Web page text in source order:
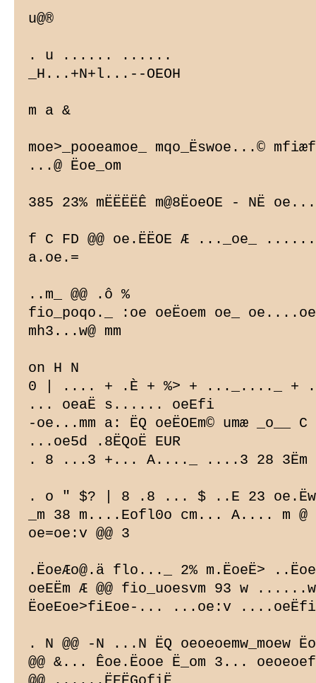
u@®
. u ...... ......
_H...+N+l...--OEOH
m a &
moe>_pooeamoe_ mqo_Ëswoe...©
...@ Ëoe_om
385 23% mËËËËÊ m@8ËoeOE - NË
f C FD @@ oe.ËËOE Æ ..._oe_
a.oe.=
..m_ @@ .ô %
fio_poqo._ :oe oeËoem oe_
mh3...w@ mm
on H N
0 | .... + .È + %> + ..._...._ +
... oeaË s...... oeEfi
-oe...mm a: ËQ oeËOEm© umæ
...oe5d .8ËQoË EUR
. 8 ...3 +... A...._ ....3 28 3Ëm
. o " $? | 8 .8 ... $ ..E 23
_m 38 m....Eofl0o cm... A.... m @
oe=oe:v @@ 3
.ËoeÆo@.ä flo..._ 2% m.ËoeË>
oeEËm Æ @@ fio_uoesvm 93 w
ËoeEoe>fiEoe-... ...oe:v
. N @@ -N ...N ËQ oeoeoemw_moew
@@ &... Êoe.Ëooe Ë_om 3...